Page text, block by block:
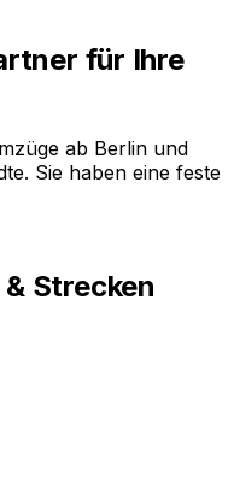
für Ihre
ab Berlin und
Sie haben eine feste
Strecken